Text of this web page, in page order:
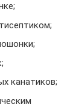
канатиков;